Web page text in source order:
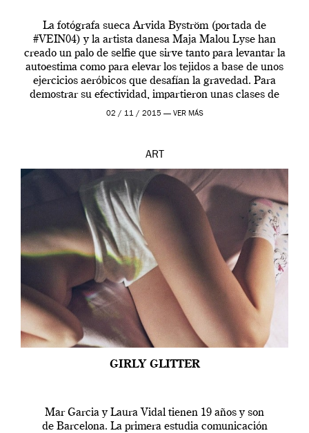
La fotógrafa sueca Arvida Byström (portada de
#VEIN04) y la artista danesa Maja Malou Lyse han
creado un palo de selfie que sirve tanto para levantar la
autoestima como para elevar los tejidos a base de unos
ejercicios aeróbicos que desafían la gravedad. Para
demostrar su efectividad, impartieron unas clases de
prueba en el Tate […]
02 / 11 / 2015 — VER MÁS
ART
GIRLY GLITTER
Mar Garcia y Laura Vidal tienen 19 años y son
de Barcelona. La primera estudia comunicación